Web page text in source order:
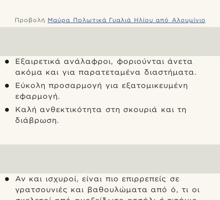
Προβολή Μαύρα Πολωτικά Γυαλιά Ηλίου από Αλουμίνιο
Εξαιρετικά ανάλαφροι, φοριούνται άνετα
ακόμα και για παρατεταμένα διαστήματα.
Εύκολη προσαρμογή για εξατομικευμένη
εφαρμογή.
Καλή ανθεκτικότητα στη σκουριά και τη
διάβρωση.
Αν και ισχυροί, είναι πιο επιρρεπείς σε
γρατσουνιές και βαθουλώματα από ό, τι οι